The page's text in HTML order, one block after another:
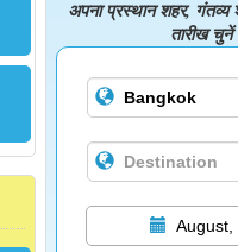
अपना प्रस्थान शहर, गंतव्य
तारीख
August,